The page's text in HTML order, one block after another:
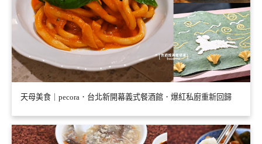
天母美食｜pecora．台北新開幕義式餐酒館．爆紅私廚重新回歸